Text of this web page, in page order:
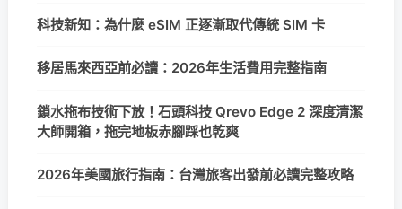
科技新知：為什麼 eSIM 正逐漸取代傳統 SIM 卡
移居馬來西亞前必讀：2026年生活費用完整指南
鎖水拖布技術下放！石頭科技 Qrevo Edge 2 深度清潔
大師開箱，拖完地板赤腳踩也乾爽
2026年美國旅行指南：台灣旅客出發前必讀完整攻略